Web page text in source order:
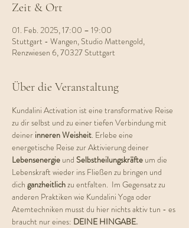
Zeit & Ort
01. Feb. 2025, 17:00 – 19:00
Stuttgart - Wangen, Studio Mattengold,
Renzwiesen 6, 70327 Stuttgart
Über die Veranstaltung
Kundalini Activation ist eine transformative Reise
zu dir selbst und zu einer tiefen Verbindung mit
deiner inneren Weisheit. Erlebe eine
energetische Reise zur Aktivierung deiner
Lebensenergie und Selbstheilungskräfte um die
Lebenskraft wieder ins Fließen zu bringen und
dich ganzheitlich zu entfalten.  Im Gegensatz zu
anderen Praktiken wie Kundalini Yoga oder
Atemtechniken musst du hier nichts aktiv tun - es
braucht nur eines: DEINE HINGABE.